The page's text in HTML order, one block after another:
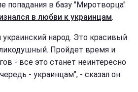
попадания в базу "Миротворца"
в любви к украинцам.
народ. Это красивый
Пройдет время и
- все это станет неинтересно
- украинцам", - сказал он.